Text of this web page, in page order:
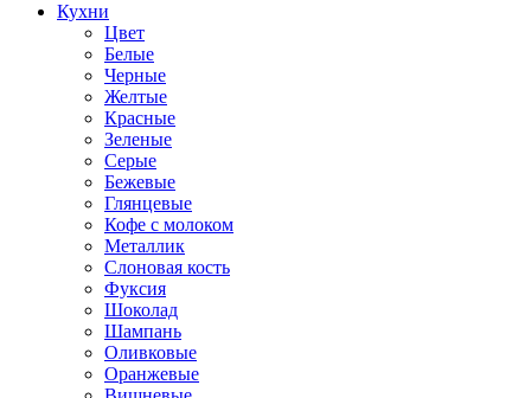
Кухни
Цвет
Белые
Черные
Желтые
Красные
Зеленые
Серые
Бежевые
Глянцевые
Кофе с молоком
Металлик
Слоновая кость
Фуксия
Шоколад
Шампань
Оливковые
Оранжевые